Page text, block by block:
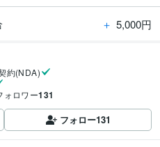
＋ 5,000円
約(NDA)
ォロワー131
フォロー131